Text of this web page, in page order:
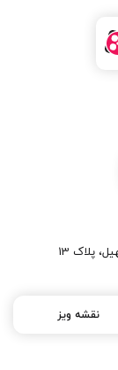
پلاک 13
نقشه ویز